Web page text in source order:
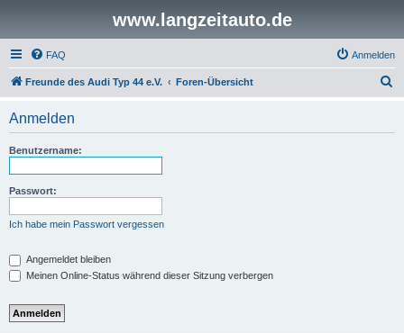
www.langzeitauto.de
FAQ Anmelden
Freunde des Audi Typ 44 e.V. Foren-Übersicht
Anmelden
Benutzername:
Passwort:
Ich habe mein Passwort vergessen
Angemeldet bleiben
Meinen Online-Status während dieser Sitzung verbergen